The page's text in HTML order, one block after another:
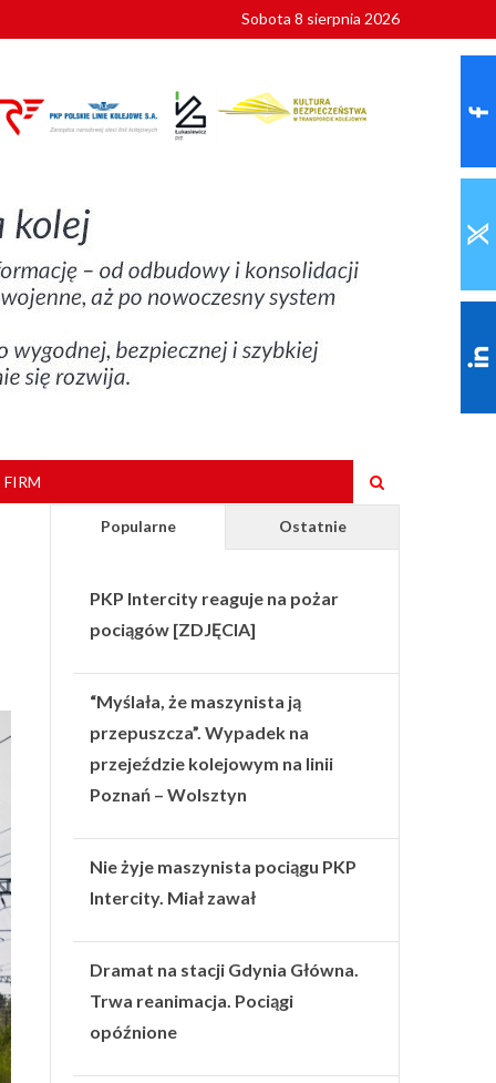
Sobota 8 sierpnia 2026
Popularne Ostatnie
PKP Intercity reaguje na pożar
pociągów [ZDJĘCIA]
“Myślała, że maszynista ją
przepuszcza”. Wypadek na
przejeździe kolejowym na linii
Poznań – Wolsztyn
Nie żyje maszynista pociągu PKP
Intercity. Miał zawał
Dramat na stacji Gdynia Główna.
Trwa reanimacja. Pociągi
opóźnione